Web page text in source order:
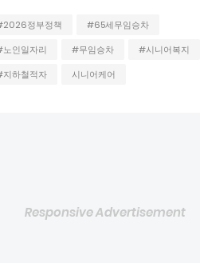
정부정책
#65세무임승차
인일자리
#무임승차
#시니어복지
하철적자
시니어케어
Responsive Advertisement